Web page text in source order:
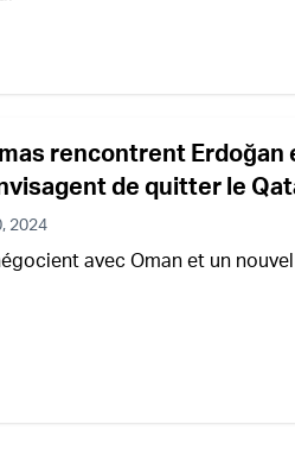
rencontrent Erdoğan
de quitter le
2024
avec Oman et un